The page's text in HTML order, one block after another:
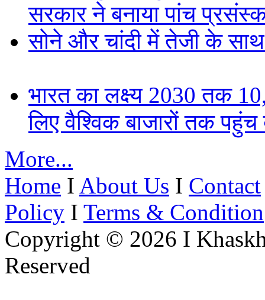
सरकार ने बनाया पांच
सोने और चांदी में तेजी के
भारत का लक्ष्य 2030 तक
लिए वैश्विक बाजारों तक पहुंच
More...
Home I About Us I Contact
Policy I Terms & Condition
Copyright © 2026 I
Reserved